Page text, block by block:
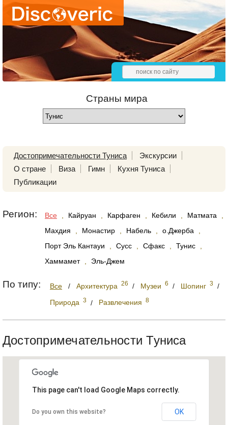
Страны мира
Достопримечательности Туниса
Экскурсии
О стране
Виза Гимн
Кухня Туниса
Публикации
Регион: Все Кайруан Карфаген Кебили Матмата
Махдия
Монастир Набель о.Джерба
Порт Эль Кантауи
Сусс Сфакс Тунис
Хаммамет
Эль-Джем
По типу: Все / Архитектура 26 / Музеи 6 / Шопинг 3 /
Природа 3 / Развлечения 8
Достопримечательности Туниса
This page can't load Google Maps correctly.
Do you own this website? OK